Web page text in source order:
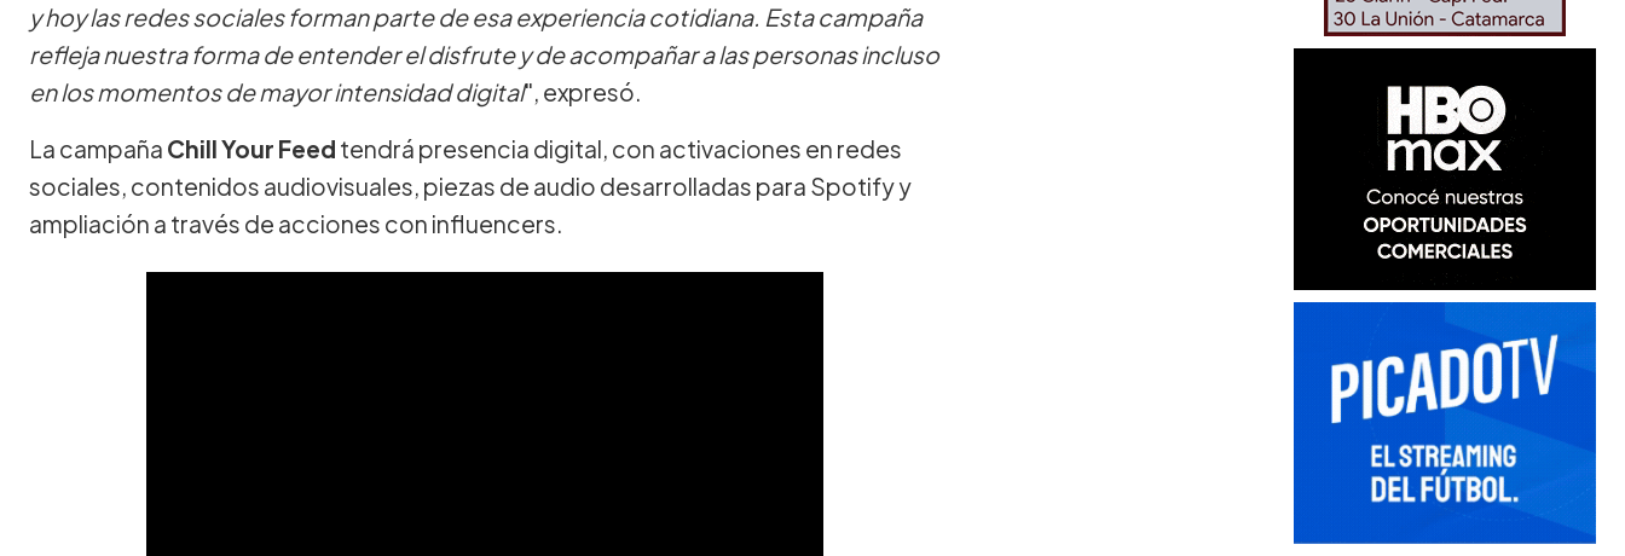
y hoy las redes sociales forman parte de esa experiencia cotidiana. Esta campaña
refleja nuestra forma de entender el disfrute y de acompañar a las personas incluso
en los momentos de mayor intensidad digital", expresó.
La campaña Chill Your Feed tendrá presencia digital, con activaciones en redes
sociales, contenidos audiovisuales, piezas de audio desarrolladas para Spotify y
ampliación a través de acciones con influencers.